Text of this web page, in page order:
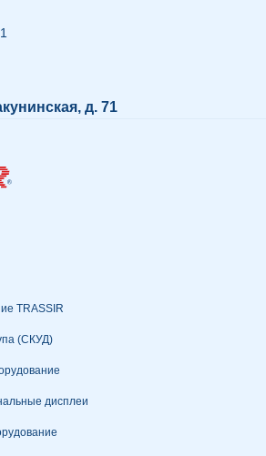
д. 71
TRASSIR
(СКУД)
дисплеи